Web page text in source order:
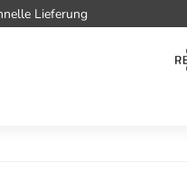
Lieferung